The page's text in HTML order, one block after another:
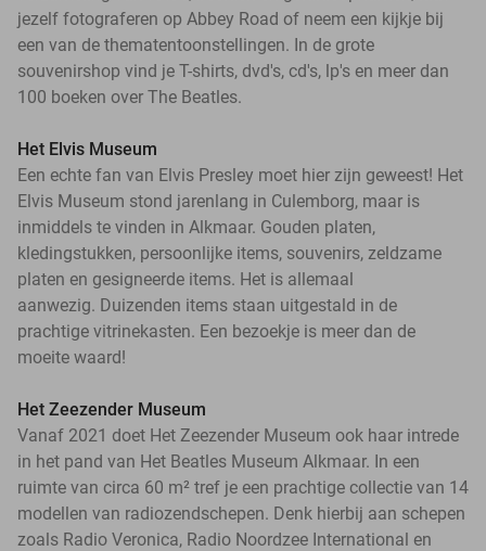
jezelf fotograferen op Abbey Road of neem een kijkje bij
een van de thematentoonstellingen. In de grote
souvenirshop vind je T-shirts, dvd's, cd's, lp's en meer dan
100 boeken over The Beatles.
Het Elvis Museum
Een echte fan van Elvis Presley moet hier zijn geweest! Het
Elvis Museum stond jarenlang in Culemborg, maar is
inmiddels te vinden in Alkmaar. Gouden platen,
kledingstukken, persoonlijke items, souvenirs, zeldzame
platen en gesigneerde items. Het is allemaal
aanwezig. Duizenden items staan uitgestald in de
prachtige vitrinekasten. Een bezoekje is meer dan de
moeite waard!
Het Zeezender Museum
Vanaf 2021 doet Het Zeezender Museum ook haar intrede
in het pand van Het Beatles Museum Alkmaar. In een
ruimte van circa 60 m² tref je een prachtige collectie van 14
modellen van radiozendschepen. Denk hierbij aan schepen
zoals Radio Veronica, Radio Noordzee International en